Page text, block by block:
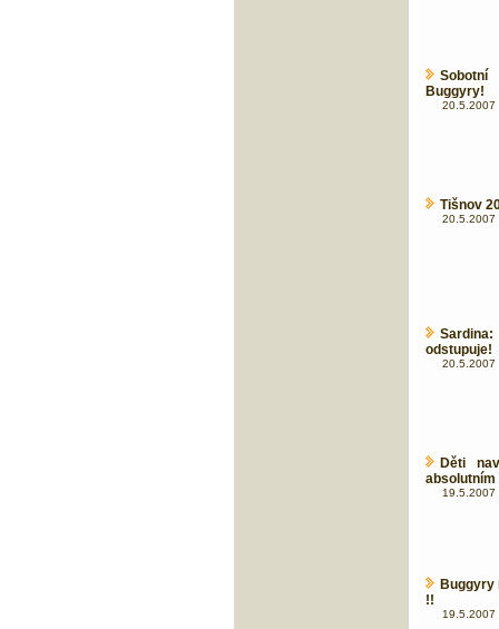
Buggyry!
20.5.2007
Tišnov
20.5.2007
odstupuje!
20.5.2007
Děti
absolutním
19.5.2007
Buggyry
!!
19.5.2007